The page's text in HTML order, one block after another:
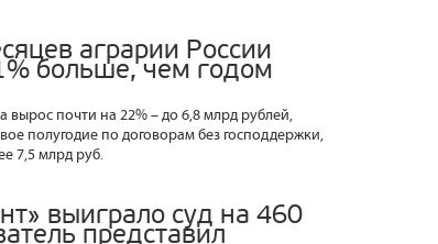
аграрии России
больше, чем годом
вырос почти на 22% – до 6,8 млрд рублей,
полугодие по договорам без господдержки,
7,5 млрд руб.
выиграло суд на 460
представил